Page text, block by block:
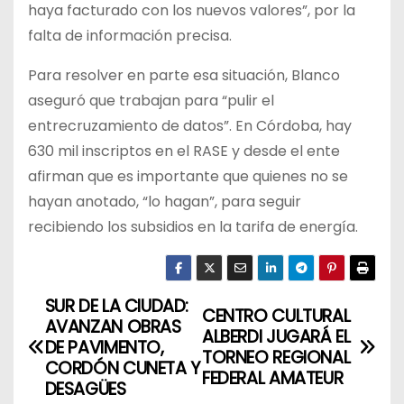
haya facturado con los nuevos valores”, por la
falta de información precisa.
Para resolver en parte esa situación, Blanco
aseguró que trabajan para “pulir el
entrecruzamiento de datos”. En Córdoba, hay
630 mil inscriptos en el RASE y desde el ente
afirman que es importante que quienes no se
hayan anotado, “lo hagan”, para seguir
recibiendo los subsidios en la tarifa de energía.
N
a
CENTRO CULTURAL
ALBERDI JUGARÁ EL
TORNEO REGIONAL
FEDERAL AMATEUR
SUR DE LA CIUDAD:
AVANZAN OBRAS
DE PAVIMENTO,
CORDÓN CUNETA Y
DESAGÜES